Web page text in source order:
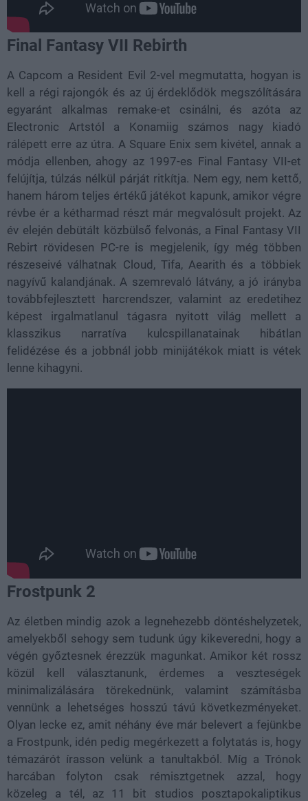
Final Fantasy VII Rebirth
A Capcom a Resident Evil 2-vel megmutatta, hogyan is
kell a régi rajongók és az új érdeklődök megszólítására
egyaránt alkalmas remake-et csinálni, és azóta az
Electronic Artstól a Konamiig számos nagy kiadó
rálépett erre az útra. A Square Enix sem kivétel, annak a
módja ellenben, ahogy az 1997-es Final Fantasy VII-et
felújítja, túlzás nélkül párját ritkítja. Nem egy, nem kettő,
hanem három teljes értékű játékot kapunk, amikor végre
révbe ér a kétharmad részt már megvalósult projekt. Az
év elején debütált közbülső felvonás, a Final Fantasy VII
Rebirt rövidesen PC-re is megjelenik, így még többen
részeseivé válhatnak Cloud, Tifa, Aearith és a többiek
nagyívű kalandjának. A szemrevaló látvány, a jó irányba
továbbfejlesztett harcrendszer, valamint az eredetihez
képest irgalmatlanul tágasra nyitott világ mellett a
klasszikus narratíva kulcspillanatainak hibátlan
felidézése és a jobbnál jobb minijátékok miatt is vétek
lenne kihagyni.
Frostpunk 2
Az életben mindig azok a legnehezebb döntéshelyzetek,
amelyekből sehogy sem tudunk úgy kikeveredni, hogy a
végén győztesnek érezzük magunkat. Amikor két rossz
közül kell választanunk, érdemes a veszteségek
minimalizálására törekednünk, valamint számításba
vennünk a lehetséges hosszú távú következményeket.
Olyan lecke ez, amit néhány éve már belevert a fejünkbe
a Frostpunk, idén pedig megérkezett a folytatás is, hogy
témazárót írasson velünk a tanultakból. Míg a Trónok
harcában folyton csak rémisztgetnek azzal, hogy
közeleg a tél, az 11 bit studios posztapokaliptikus